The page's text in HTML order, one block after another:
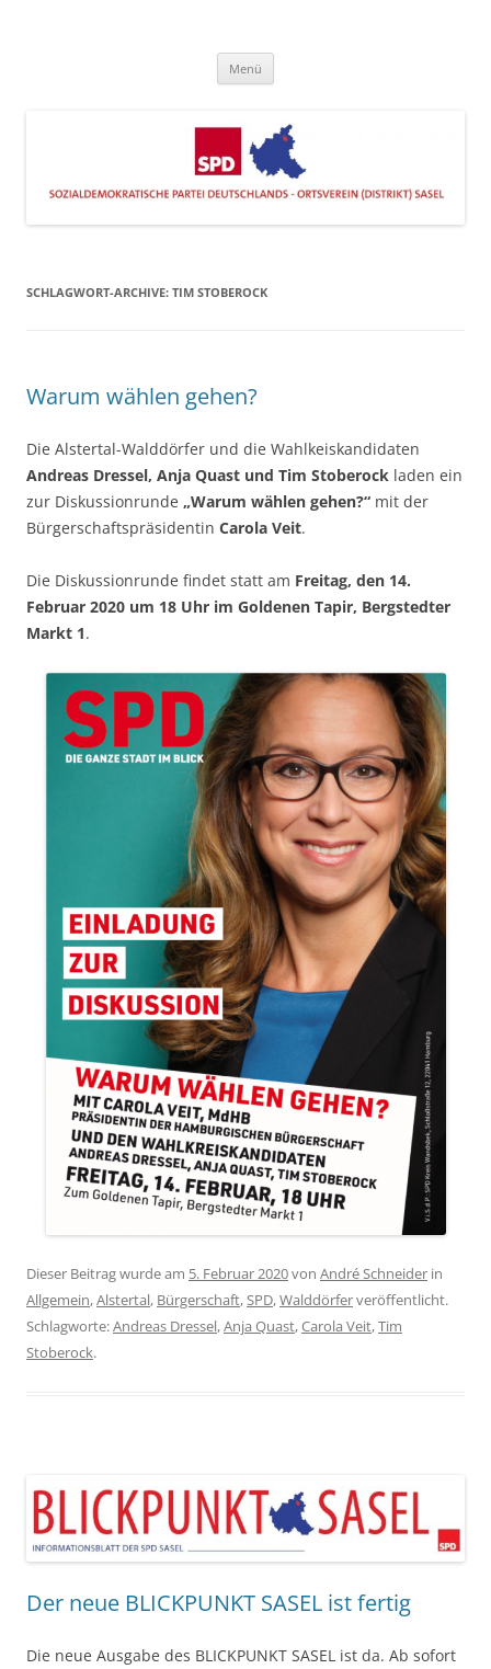
Menü
SCHLAGWORT-ARCHIVE: TIM STOBEROCK
Warum wählen gehen?
Die Alstertal-Walddörfer und die Wahlkeiskandidaten
Andreas Dressel, Anja Quast und Tim Stoberock laden ein
zur Diskussionrunde „Warum wählen gehen?“ mit der
Bürgerschaftspräsidentin Carola Veit.
Die Diskussionrunde findet statt am Freitag, den 14.
Februar 2020 um 18 Uhr im Goldenen Tapir, Bergstedter
Markt 1.
Dieser Beitrag wurde am 5. Februar 2020von André Schneider in
Allgemein,Alstertal, Bürgerschaft,SPD,Walddörferveröffentlicht.
Schlagworte:Andreas Dressel,Anja Quast,Carola Veit,Tim
Stoberock.
Der neue BLICKPUNKT SASEL ist fertig
Die neue Ausgabe des BLICKPUNKT SASEL ist da. Ab sofort